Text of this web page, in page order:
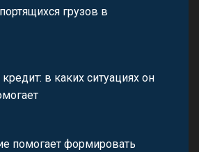
грузов в
в каких ситуациях он
помогает формировать